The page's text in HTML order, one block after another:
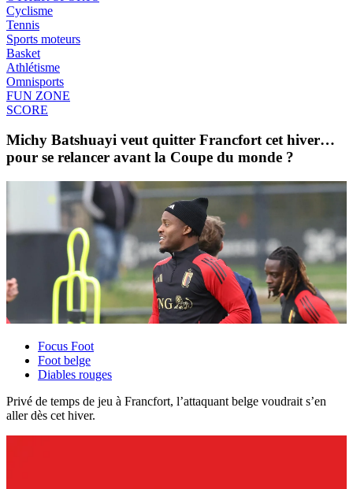
Cyclisme
Tennis
Sports moteurs
Basket
Athlétisme
Omnisports
FUN ZONE
SCORE
Michy Batshuayi veut quitter Francfort cet hiver…
pour se relancer avant la Coupe du monde ?
Focus Foot
Foot belge
Diables rouges
Privé de temps de jeu à Francfort, l’attaquant belge voudrait s’en
aller dès cet hiver.